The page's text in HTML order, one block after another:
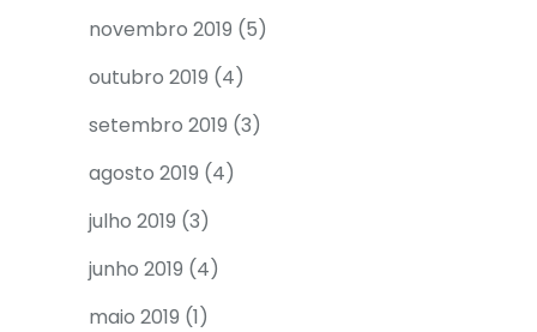
novembro 2019 (5)
outubro 2019 (4)
setembro 2019 (3)
agosto 2019 (4)
julho 2019 (3)
junho 2019 (4)
maio 2019 (1)